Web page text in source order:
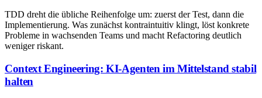
TDD dreht die übliche Reihenfolge um: zuerst der Test, dann die
Implementierung. Was zunächst kontraintuitiv klingt, löst konkrete
Probleme in wachsenden Teams und macht Refactoring deutlich
weniger riskant.
Context Engineering: KI-Agenten im Mittelstand stabil
halten